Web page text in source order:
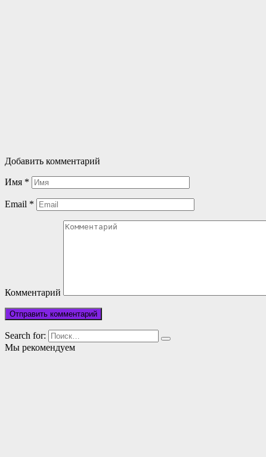
Добавить комментарий
Имя *
Email *
Комментарий
Search for:
Мы рекомендуем